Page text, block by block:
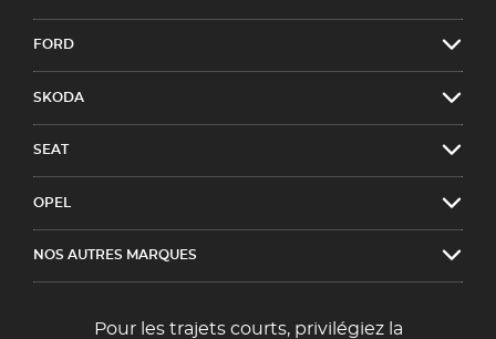
FORD
SKODA
SEAT
OPEL
NOS AUTRES MARQUES
Pour les trajets courts, privilégiez la